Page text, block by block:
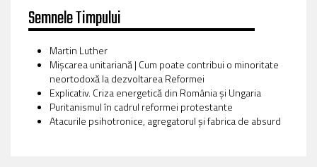
Semnele Timpului
Martin Luther
Mișcarea unitariană | Cum poate contribui o minoritate
neortodoxă la dezvoltarea Reformei
Explicativ. Criza energetică din România și Ungaria
Puritanismul în cadrul reformei protestante
Atacurile psihotronice, agregatorul și fabrica de absurd